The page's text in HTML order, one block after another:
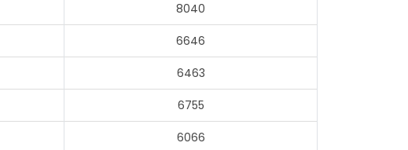
8040
6646
6463
6755
6066